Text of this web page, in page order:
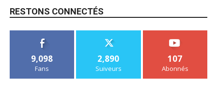
RESTONS CONNECTÉS
9,098
Fans
2,890
Suiveurs
107
Abonnés